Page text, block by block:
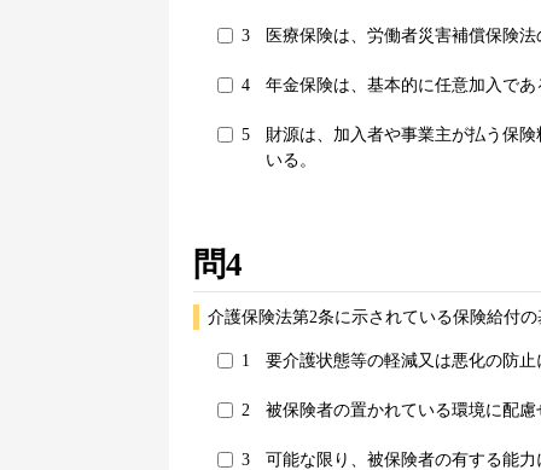
3 医療保険は、労働者災害補償保険
4 年金保険は、基本的に任意加入であ
5
財源は、加入者や事業主が払う保
いる。
問4
介護保険法第2条に示されている保険給付
1 要介護状態等の軽減又は悪化の防
2 被保険者の置かれている環境に配
3
可能な限り、被保険者の有する能